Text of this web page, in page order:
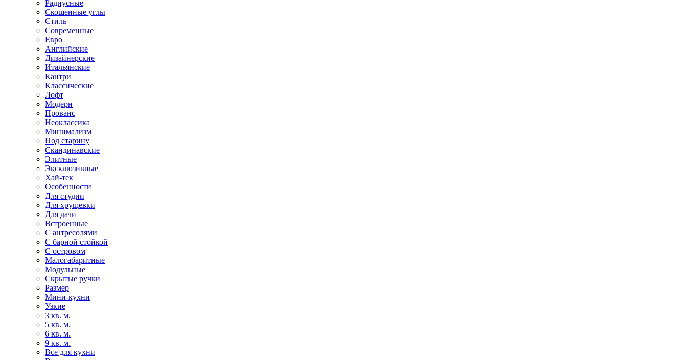
Радиусные
Скошенные углы
Стиль
Современные
Евро
Английские
Дизайнерские
Итальянские
Кантри
Классические
Лофт
Модерн
Прованс
Неоклассика
Минимализм
Под старину
Скандинавские
Элитные
Эксклюзивные
Хай-тек
Особенности
Для студии
Для хрущевки
Для дачи
Встроенные
С антресолями
С барной стойкой
С островом
Малогабаритные
Модульные
Скрытые ручки
Размер
Мини-кухни
Узкие
3 кв. м.
5 кв. м.
6 кв. м.
9 кв. м.
Все для кухни